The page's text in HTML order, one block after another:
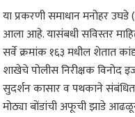
या प्रकरणी समाधान मनोहर उघडे
आला आहे. यासंबधी सविस्तर
सर्वे क्रमांक १६३ मधील शेतात
शाखेचे पोलीस निरीक्षक विनोद
सुदर्शन कासार व पथकाने संबंधित
मोठ्या बोंडांची अफूची झाडे